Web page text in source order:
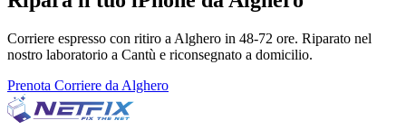
Corriere espresso con ritiro a Alghero in 48-72 ore. Riparato nel
nostro laboratorio a Cantù e riconsegnato a domicilio.
Prenota Corriere da Alghero